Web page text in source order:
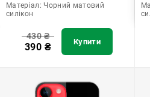
Матеріал: Чорний матовий
силікон
430₴
390 ₴ Купити